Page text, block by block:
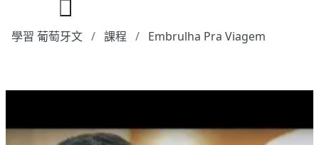
學習 葡萄牙文 課程 Embrulha Pra Viagem